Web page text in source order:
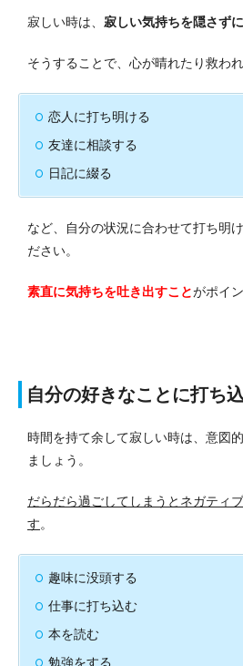
寂しい時は、 寂しい気持ちを隠さず
そうすることで、心が晴れたり救われ
恋人に打ち明ける
友達に相談する
日記に綴る
など、自分の状況に合わせて打ち明
ださい。
素直に気持ちを吐き出すことがポイ
自分の好きなことに打ち
時間を持て余して寂しい時は、意図
ましょう。
だらだら過ごしてしまうとネガティ
す。
趣味に没頭する
仕事に打ち込む
本を読む
勉強をする